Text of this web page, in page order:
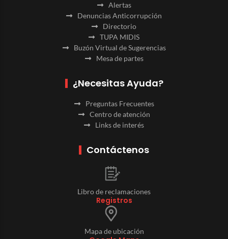
Alertas
Denuncias Anticorrupción
Directorio
TUPA MIDIS
Buzón Virtual de Sugerencias
Mesa de partes
¿Necesitas Ayuda?
Preguntas Frecuentes
Centro de atención
Links de interés
Contáctenos
Libro de reclamaciones
Registros
Mapa de ubicación